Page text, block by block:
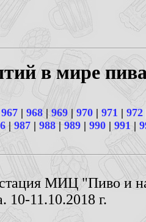
в мире
967 | 968| 969 | 970 | 971 | 972
| 987 | 988|989 | 990 | 991 |
МИЦ "Пиво и
10-11.10.2018 г.